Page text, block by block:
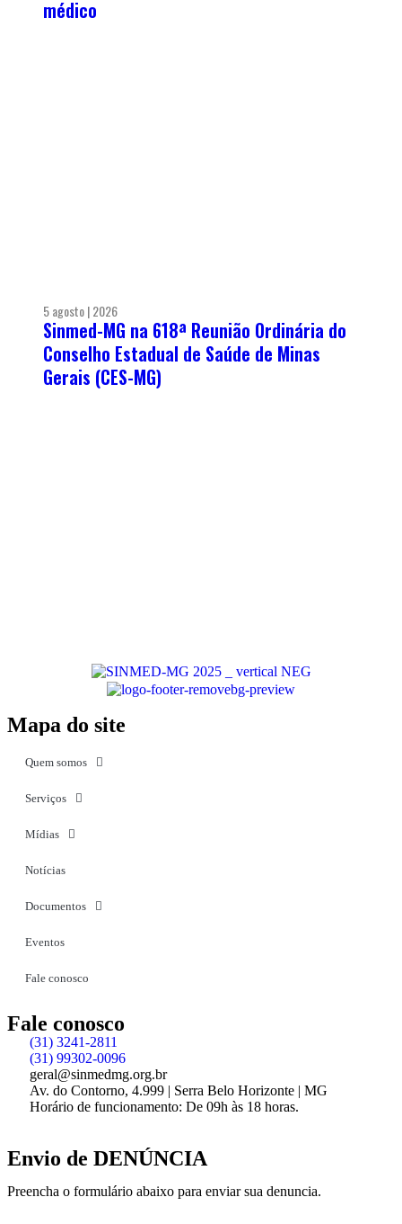
médico
5 agosto | 2026
Sinmed-MG na 618ª Reunião Ordinária do
Conselho Estadual de Saúde de Minas
Gerais (CES-MG)
Mapa do site
Quem somos
Serviços
Mídias
Notícias
Documentos
Eventos
Fale conosco
Fale conosco
(31) 3241-2811
(31) 99302-0096
geral@sinmedmg.org.br
Av. do Contorno, 4.999 | Serra Belo Horizonte | MG
Horário de funcionamento: De 09h às 18 horas.
Envio de DENÚNCIA
Preencha o formulário abaixo para enviar sua denuncia.